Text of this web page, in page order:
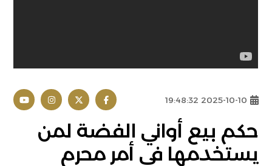
2025-10-10 19:48:32
حكم بيع أواني الفضة لمن
يستخدمها في أمر محرم